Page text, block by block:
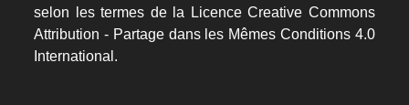
selon les termes de la
Licence Creative Commons
Attribution - Partage dans les Mêmes Conditions 4.0
International.